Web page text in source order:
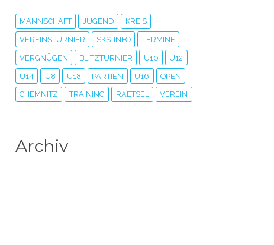
MANNSCHAFT JUGEND KREIS
VEREINSTURNIER SKS-INFO TERMINE
VERGNÜGEN BLITZTURNIER U10 U12
U14 U8 U18 PARTIEN U16 OPEN
CHEMNITZ TRAINING RAETSEL VEREIN
Archiv